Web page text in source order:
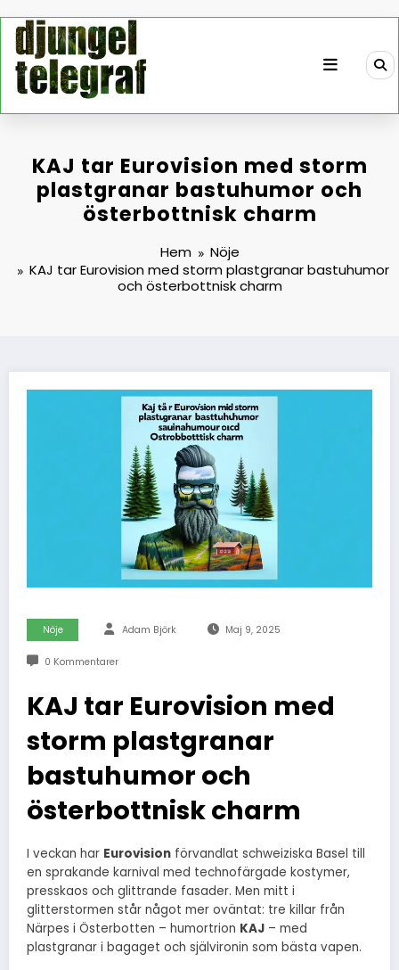
innehåll
KAJ tar Eurovision med storm
plastgranar bastuhumor och
österbottnisk charm
Hem
Nöje
KAJ tar Eurovision med storm plastgranar bastuhumor
och österbottnisk charm
Nöje Adam Björk Maj 9, 2025
0 Kommentarer
KAJ tar Eurovision med
storm plastgranar
bastuhumor och
österbottnisk charm
I veckan har Eurovision förvandlat schweiziska Basel till
en sprakande karnival med technofärgade kostymer,
presskaos och glittrande fasader. Men mitt i
glitterstormen står något mer oväntat: tre killar från
Närpes i Österbotten – humortrion KAJ – med
plastgranar i bagaget och självironin som bästa vapen.